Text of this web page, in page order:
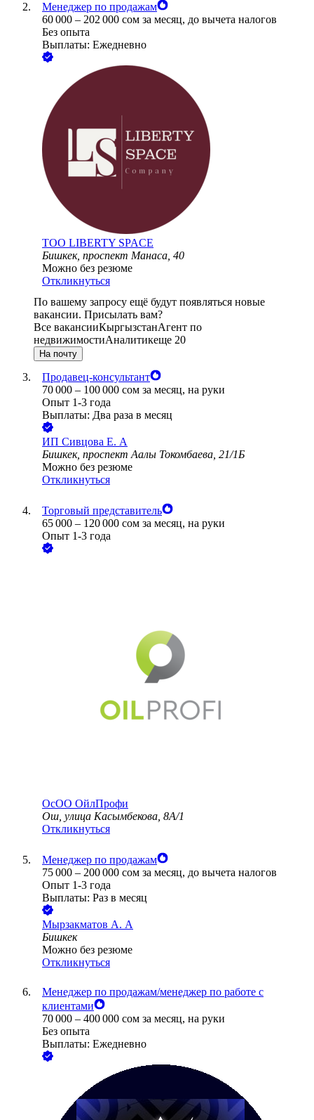
Менеджер по продажам
60 000 – 202 000 сом за месяц, до вычета налогов
Без опыта
Выплаты: Ежедневно
ТОО LIBERTY SPACE
Бишкек, проспект Манаса, 40
Можно без резюме
Откликнуться
По вашему запросу ещё будут появляться новые
вакансии. Присылать вам?
Все вакансииКыргызстанАгент по
недвижимостиАналитикеще 20
На почту
Продавец-консультант
70 000 – 100 000 сом за месяц, на руки
Опыт 1-3 года
Выплаты: Два раза в месяц
ИП Сивцова Е. А
Бишкек, проспект Аалы Токомбаева, 21/1Б
Можно без резюме
Откликнуться
Торговый представитель
65 000 – 120 000 сом за месяц, на руки
Опыт 1-3 года
ОсОО ОйлПрофи
Ош, улица Касымбекова, 8А/1
Откликнуться
Менеджер по продажам
75 000 – 200 000 сом за месяц, до вычета налогов
Опыт 1-3 года
Выплаты: Раз в месяц
Мырзакматов А. А
Бишкек
Можно без резюме
Откликнуться
Менеджер по продажам/менеджер по работе с
клиентами
70 000 – 400 000 сом за месяц, на руки
Без опыта
Выплаты: Ежедневно